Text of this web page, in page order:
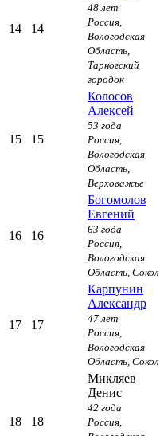
14 14
48 лет
Россия,
Вологодская
Область,
Тарногский
городок
15 15
Колосов
Алексей
53 года
Россия,
Вологодская
Область,
Верховажье
16 16
Богомолов
Евгений
63 года
Россия,
Вологодская
Область, Сокол
17 17
Карпунин
Александр
47 лет
Россия,
Вологодская
Область, Сокол
18 18
Микляев
Денис
42 года
Россия,